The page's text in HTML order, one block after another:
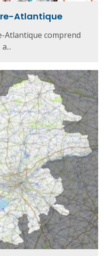
Atlantique
Atlantique comprend